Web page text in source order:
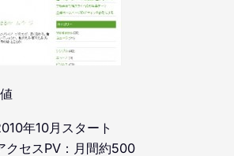
年10月スタート
クセスPV：月間約500